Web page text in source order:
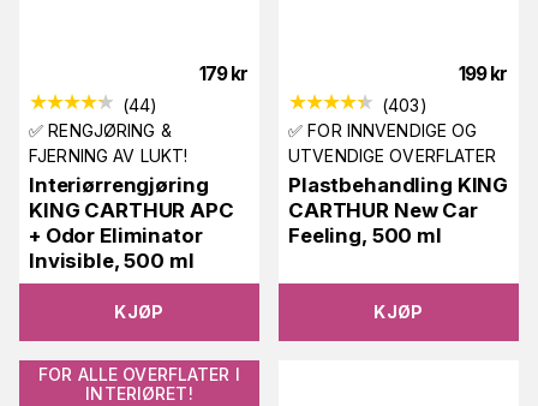
179 kr
(44)
✅ RENGJØRING &
FJERNING AV LUKT!
Interiørrengjøring
KING CARTHUR APC
+ Odor Eliminator
Invisible, 500 ml
KJØP
199 kr
(403)
✅ FOR INNVENDIGE OG
UTVENDIGE OVERFLATER
Plastbehandling KING
CARTHUR New Car
Feeling, 500 ml
KJØP
FOR ALLE OVERFLATER I
INTERIØRET!